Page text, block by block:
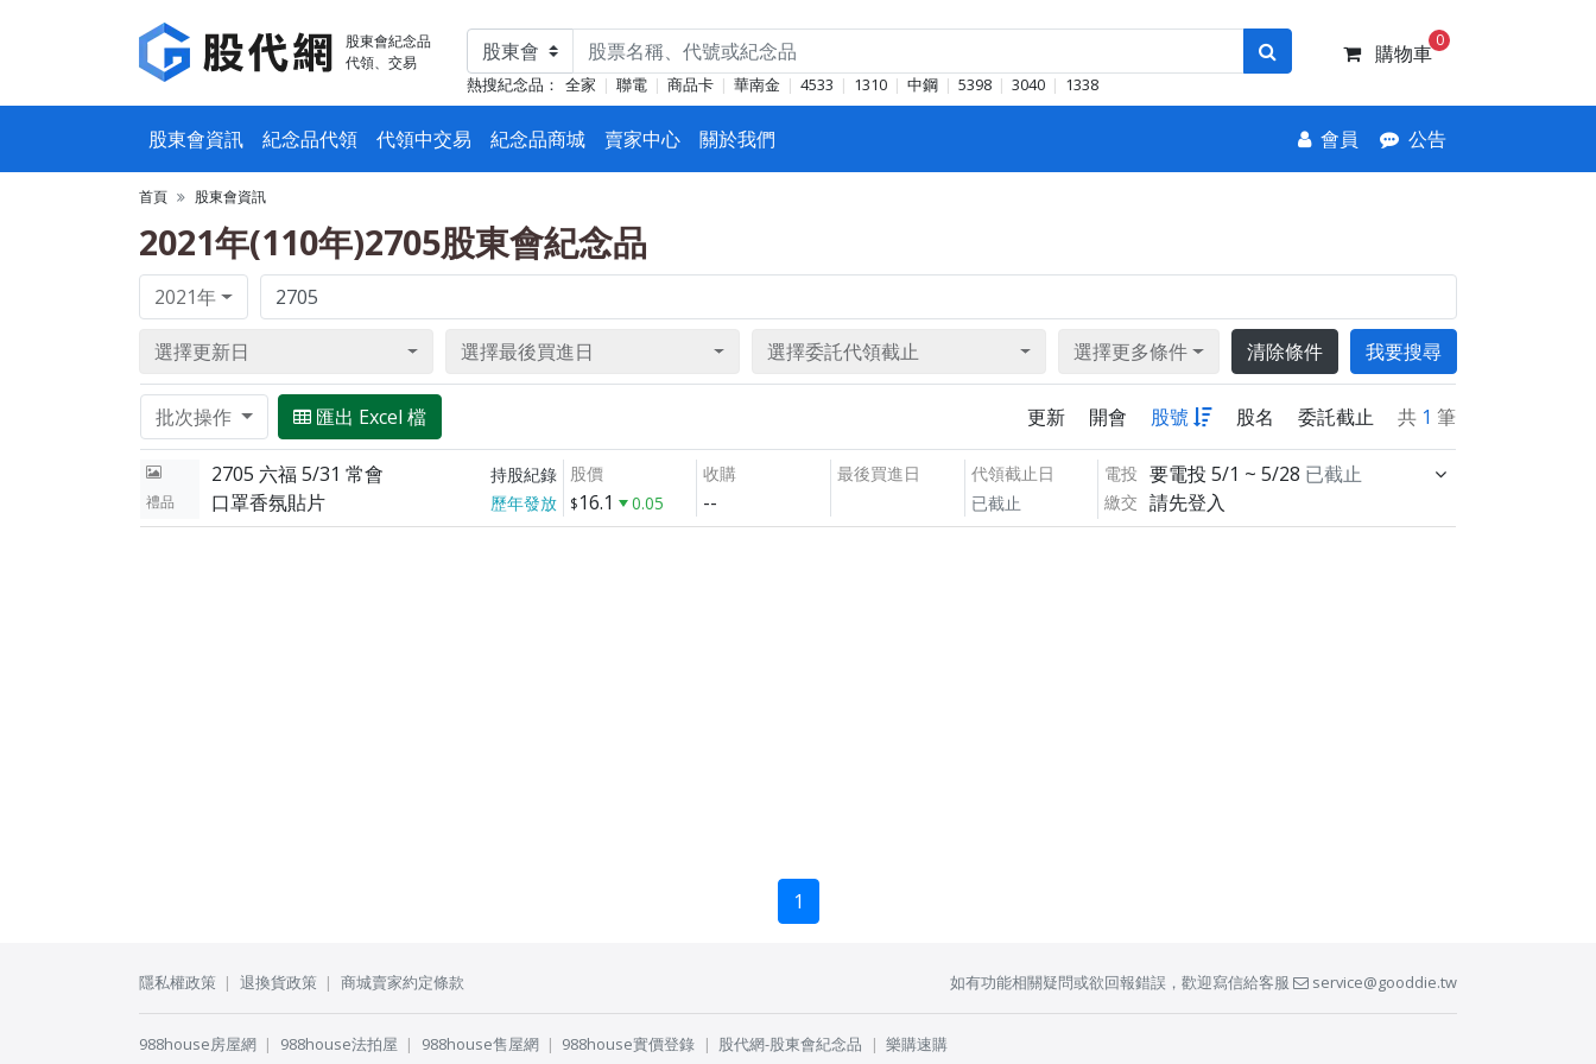
股東會紀念品
代領、交易
熱搜紀念品： 全家 聯電 商品卡 華南金 4533 1310 中鋼 5398 3040 1338
購物車
0
股東會資訊 紀念品代領 代領中交易 紀念品商城 賣家中心 關於我們 會員 公告
首頁 股東會資訊
2021年(110年)2705股東會紀念品
2021年
選擇更新日 選擇最後買進日 選擇委託代領截止 選擇更多條件 清除條件 我要搜尋
批次操作 匯出 Excel 檔 更新 開會 股號 股名 委託截止 共 1 筆
禮品
2705 六福 5/31 常會 持股紀錄
口罩香氛貼片 歷年發放
股價
16.1 0.05
收購
--
最後買進日
代領截止日
已截止
電投 要電投 5/1 ~ 5/28 已截止
繳交 請先登入
1
隱私權政策 退換貨政策 商城賣家約定條款 如有功能相關疑問或欲回報錯誤，歡迎寫信給客服 service@gooddie.tw
988house房屋網 988house法拍屋 988house售屋網 988house實價登錄 股代網-股東會紀念品 樂購速購